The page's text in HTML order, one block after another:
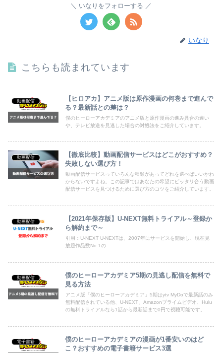
いなりをフォローする
いなり
こちらも読まれています
動画配信
【ヒロアカ】アニメ版は原作漫画の何巻まで進んで
る？最新話との差は？
僕のヒーローアカデミアのアニメ版と原作漫画の進み具合の違い
や、テレビ放送を見逃した場合の対処法をご紹介しています。
動画配信
【徹底比較】動画配信サービスはどこがおすすめ？
失敗しない選び方！
動画配信サービスっていろんな種類があってどれを選べばいいかわ
からないですよね。この記事ではあなたの希望にピッタリ合う動画
配信サービスを見つけるために選び方のコツをご紹介しています。
動画配信
【2021年保存版】U-NEXT無料トライアル～登録か
ら解約まで～
引用：U-NEXT U-NEXTは、2007年にサービスを開始し、現在見
放題作品数No.1の...
動画配信
僕のヒーローアカデミア5期の見逃し配信を無料で
見る方法
アニメ版「僕のヒーローアカデミア」5期はytv MyDoで最新話のみ
無料配信されている他、U-NEXT、Amazonプライムビデオ、Hulu
の無料トライアルなら1話から最新話まで0円で視聴可能です。
電子書籍
僕のヒーローアカデミアの漫画が1番安いのはど
こ？おすすめの電子書籍サービス3選